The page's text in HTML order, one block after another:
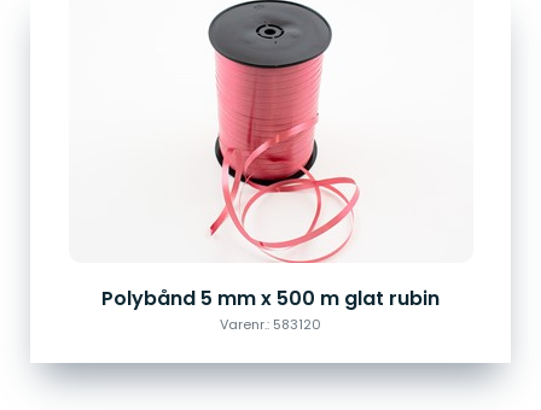
Polybånd 5 mm x 500 m glat rubin
Varenr.: 583120